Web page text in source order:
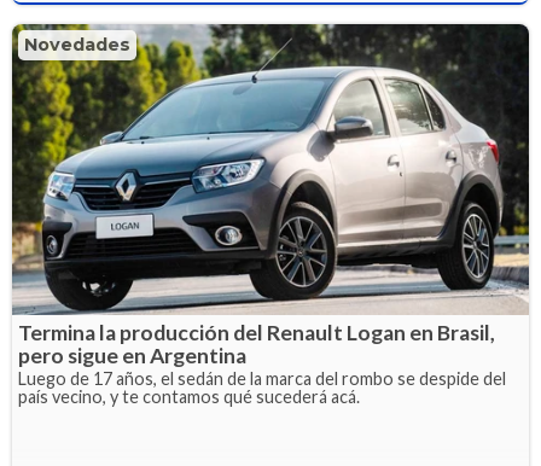
Novedades
Termina la producción del Renault Logan en Brasil,
pero sigue en Argentina
Luego de 17 años, el sedán de la marca del rombo se despide del
país vecino, y te contamos qué sucederá acá.